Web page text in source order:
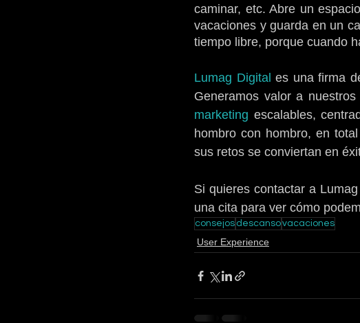
caminar, etc. Abre un
vacaciones y guarda en un
tiempo libre, porque cuando
Lumag Digital es una firma
Generamos valor a
marketing escalables,
hombro con hombro, en
sus retos se conviertan en
Si quieres contactar a
una cita para ver cómo
consejos descansovacaciones
User Experience